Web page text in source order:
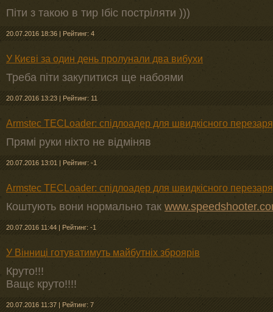
Піти з такою в тир Ібіс постріляти )))
20.07.2016 18:36 | Рейтинг: 4
У Києві за один день пролунали два вибухи
Треба піти закупитися ще набоями
20.07.2016 13:23 | Рейтинг: 11
Armstec TECLoader: спідлоадер для швидкісного
Прямі руки ніхто не відміняв
20.07.2016 13:01 | Рейтинг: -1
Armstec TECLoader: спідлоадер для швидкісного
Коштують вони нормально так
20.07.2016 11:44 | Рейтинг: -1
У Вінниці готуватимуть майбутніх зброярів
Круто!!!
Ващє круто!!!!
20.07.2016 11:37 | Рейтинг: 7